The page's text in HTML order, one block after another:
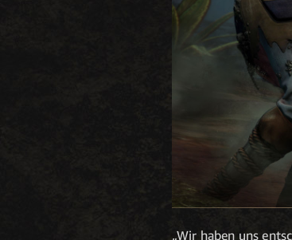
„Wir haben uns